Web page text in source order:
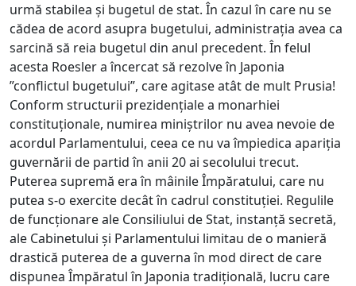
urmă stabilea și bugetul de stat. În cazul în care nu se
cădea de acord asupra bugetului, administrația avea ca
sarcină să reia bugetul din anul precedent. În felul
acesta Roesler a încercat să rezolve în Japonia
”conflictul bugetului”, care agitase atât de mult Prusia!
Conform structurii prezidențiale a monarhiei
constituționale, numirea miniștrilor nu avea nevoie de
acordul Parlamentului, ceea ce nu va împiedica apariția
guvernării de partid în anii 20 ai secolului trecut.
Puterea supremă era în mâinile Împăratului, care nu
putea s-o exercite decât în cadrul constituției. Regulile
de funcționare ale Consiliului de Stat, instanță secretă,
ale Cabinetului și Parlamentului limitau de o manieră
drastică puterea de a guverna în mod direct de care
dispunea Împăratul în Japonia tradițională, lucru care